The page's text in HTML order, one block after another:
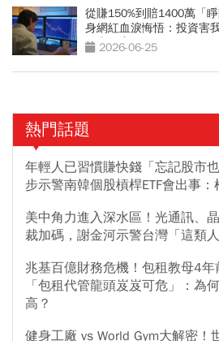
從賺150%到賠1400萬「
身網紅血淚悔悟：投資害
動也放棄
2026-06-25
熱門話題
年輕人已習慣賺快錢「忘記股市
步示警南韓個股槓桿ETF會出事
美中角力進入深水區！光通訊、
裁加碼，謝金河示警台灣「這類
兆基百億財務危機！包租教母4年
「包租代管龍頭岌岌可危」：為
高？
健身工廠 vs World Gym大解密！